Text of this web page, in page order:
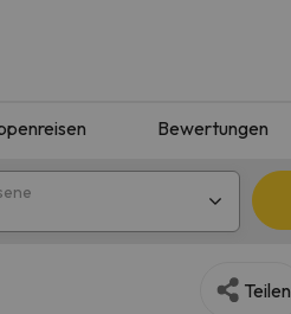
Bewertungen
Teilen